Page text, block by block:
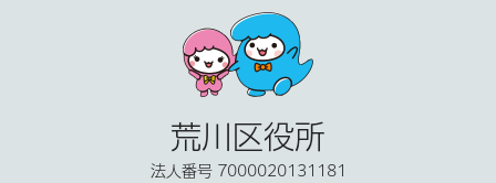
荒川区役所
法人番号 7000020131181